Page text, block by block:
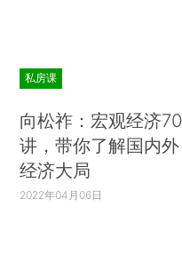
私房课
向松祚：宏观经济70
讲，带你了解国内外
经济大局
2022年04月06日